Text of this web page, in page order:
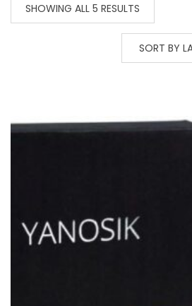
SHOWING ALL 5 RESULTS